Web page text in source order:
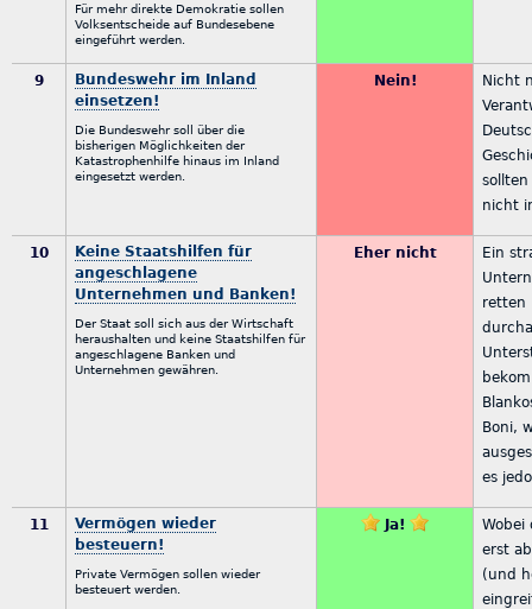
Für mehr direkte Demokratie sollen
Volksentscheide auf Bundesebene
eingeführt werden.
9
Bundeswehr im Inland
einsetzen!
Die Bundeswehr soll über die
bisherigen Möglichkeiten der
Katastrophenhilfe hinaus im Inland
eingesetzt werden.
Nein!
Nicht
nicht
10
Keine Staatshilfen für
angeschlagene
Unternehmen und Banken!
Der Staat soll sich aus der Wirtschaft
heraushalten und keine Staatshilfen für
angeschlagene Banken und
Unternehmen gewähren.
Eher nicht
Ein
retten
Boni,
es
11
Vermögen wieder
besteuern!
Private Vermögen sollen wieder
besteuert werden.
Ja!
Wobei
erst
(und